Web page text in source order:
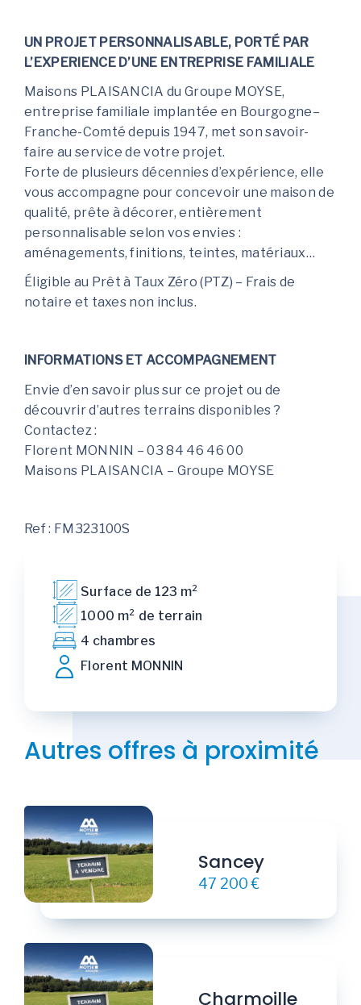
UN PROJET PERSONNALISABLE, PORTÉ PAR
L’EXPERIENCE D’UNE ENTREPRISE FAMILIALE
Maisons PLAISANCIA du Groupe MOYSE,
entreprise familiale implantée en Bourgogne–
Franche-Comté depuis 1947, met son savoir-
faire au service de votre projet.
Forte de plusieurs décennies d’expérience, elle
vous accompagne pour concevoir une maison de
qualité, prête à décorer, entièrement
personnalisable selon vos envies :
aménagements, finitions, teintes, matériaux…
Éligible au Prêt à Taux Zéro (PTZ) – Frais de
notaire et taxes non inclus.
INFORMATIONS ET ACCOMPAGNEMENT
Envie d’en savoir plus sur ce projet ou de
découvrir d’autres terrains disponibles ?
Contactez :
Florent MONNIN – 03 84 46 46 00
Maisons PLAISANCIA – Groupe MOYSE
Ref : FM323100S
Surface de 123 m²
1000 m² de terrain
4 chambres
Florent MONNIN
Autres offres à proximité
Sancey
47 200 €
Charmoille